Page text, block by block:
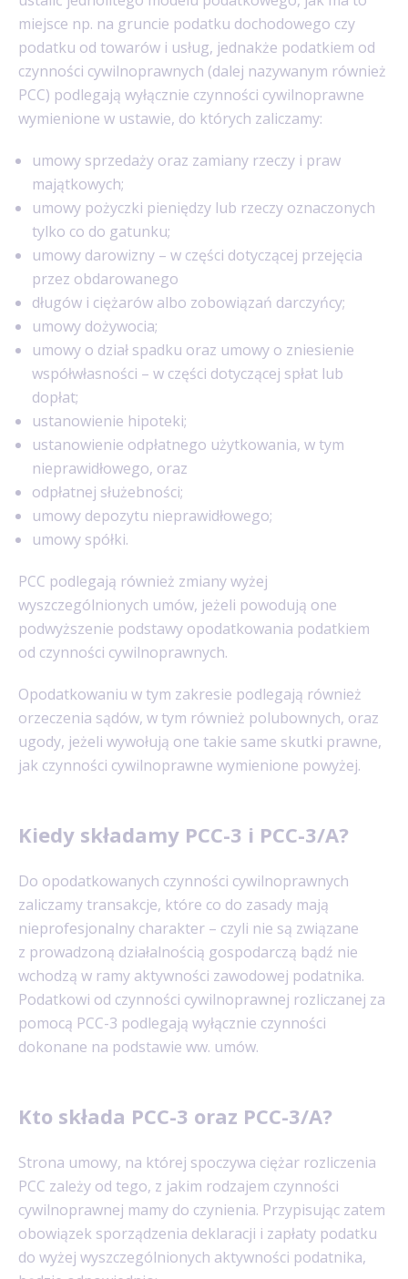
miejsce np. na gruncie podatku dochodowego czy
podatku od towarów i usług, jednakże podatkiem od
czynności cywilnoprawnych (dalej nazywanym również
PCC) podlegają wyłącznie czynności cywilnoprawne
wymienione w ustawie, do których zaliczamy:
umowy sprzedaży oraz zamiany rzeczy i praw
majątkowych;
umowy pożyczki pieniędzy lub rzeczy oznaczonych
tylko co do gatunku;
umowy darowizny – w części dotyczącej przejęcia
przez obdarowanego
długów i ciężarów albo zobowiązań darczyńcy;
umowy dożywocia;
umowy o dział spadku oraz umowy o zniesienie
współwłasności – w części dotyczącej spłat lub
dopłat;
ustanowienie hipoteki;
ustanowienie odpłatnego użytkowania, w tym
nieprawidłowego, oraz
odpłatnej służebności;
umowy depozytu nieprawidłowego;
umowy spółki.
PCC podlegają również zmiany wyżej
wyszczególnionych umów, jeżeli powodują one
podwyższenie podstawy opodatkowania podatkiem
od czynności cywilnoprawnych.
Opodatkowaniu w tym zakresie podlegają również
orzeczenia sądów, w tym również polubownych, oraz
ugody, jeżeli wywołują one takie same skutki prawne,
jak czynności cywilnoprawne wymienione powyżej.
Kiedy składamy PCC-3 i PCC-3/A?
Do opodatkowanych czynności cywilnoprawnych
zaliczamy transakcje, które co do zasady mają
nieprofesjonalny charakter – czyli nie są związane
z prowadzoną działalnością gospodarczą bądź nie
wchodzą w ramy aktywności zawodowej podatnika.
Podatkowi od czynności cywilnoprawnej rozliczanej za
pomocą PCC-3 podlegają wyłącznie czynności
dokonane na podstawie ww. umów.
Kto składa PCC-3 oraz PCC-3/A?
Strona umowy, na której spoczywa ciężar rozliczenia
PCC zależy od tego, z jakim rodzajem czynności
cywilnoprawnej mamy do czynienia. Przypisując zatem
obowiązek sporządzenia deklaracji i zapłaty podatku
do wyżej wyszczególnionych aktywności podatnika,